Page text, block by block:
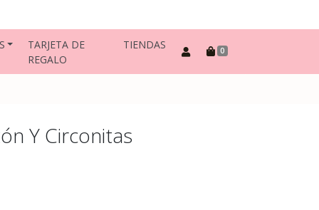
TARJETA DE
REGALO
TIENDAS 0
Y Circonitas